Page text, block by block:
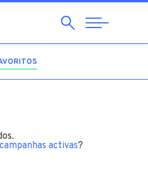
Pesquisar
Abrir
Navegação
campanhas activas?